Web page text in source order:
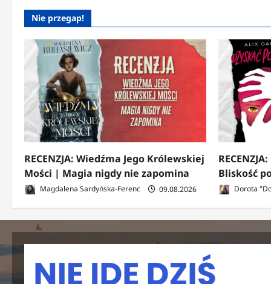
Nie przegap!
RECENZJA: Wiedźma Jego Królewskiej
Mości | Magia nigdy nie zapomina
Magdalena Sardyńska-Ferenc 09.08.2026
Bliskość
Dorota